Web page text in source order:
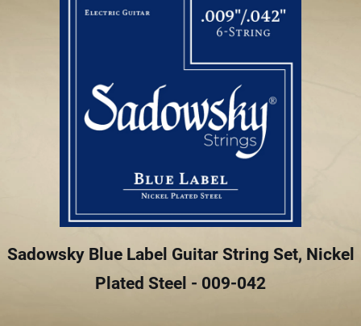
Sadowsky Blue Label Guitar String Set, Nickel
Plated Steel - 009-042